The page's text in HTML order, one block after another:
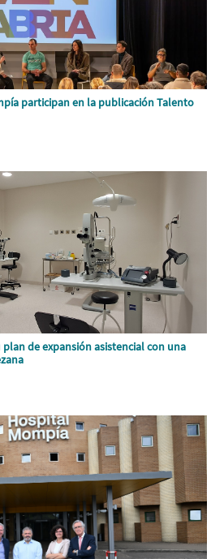
participan en la publicación Talento
de expansión asistencial con una